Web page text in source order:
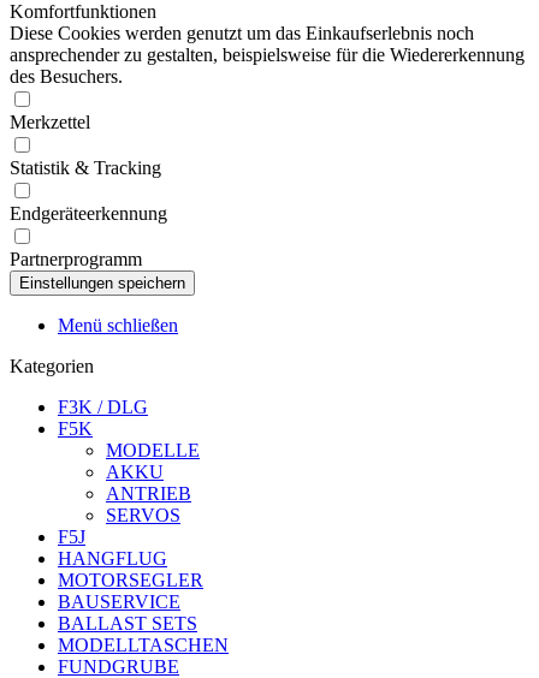
Komfortfunktionen
Diese Cookies werden genutzt um das Einkaufserlebnis noch
ansprechender zu gestalten, beispielsweise für die Wiedererkennung
des Besuchers.
Merkzettel
Statistik & Tracking
Endgeräteerkennung
Partnerprogramm
Menü schließen
Kategorien
F3K / DLG
F5K
MODELLE
AKKU
ANTRIEB
SERVOS
F5J
HANGFLUG
MOTORSEGLER
BAUSERVICE
BALLAST SETS
MODELLTASCHEN
FUNDGRUBE